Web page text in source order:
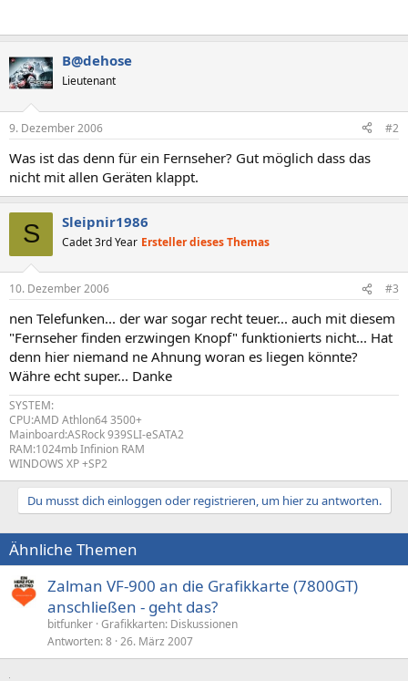
B@dehose
Lieutenant
9. Dezember 2006 #2
Was ist das denn für ein Fernseher? Gut möglich dass das
nicht mit allen Geräten klappt.
S Sleipnir1986
Cadet 3rd Year Ersteller dieses Themas
10. Dezember 2006 #3
nen Telefunken... der war sogar recht teuer... auch mit diesem
"Fernseher finden erzwingen Knopf" funktionierts nicht... Hat
denn hier niemand ne Ahnung woran es liegen könnte?
Währe echt super... Danke
SYSTEM:
CPU:AMD Athlon64 3500+
Mainboard:ASRock 939SLI-eSATA2
RAM:1024mb Infinion RAM
WINDOWS XP +SP2
Du musst dich einloggen oder registrieren, um hier zu antworten.
Ähnliche Themen
Zalman VF-900 an die Grafikkarte (7800GT)
anschließen - geht das?
bitfunker Grafikkarten: Diskussionen
Antworten 8 26. März 2007